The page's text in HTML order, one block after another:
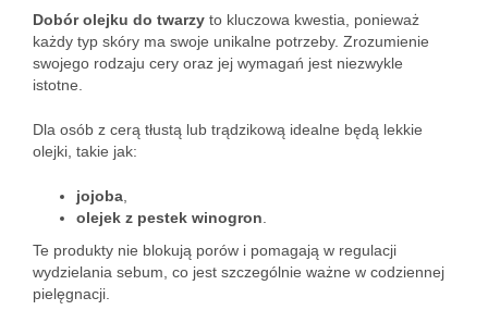
Dobór olejku do twarzy to kluczowa kwestia, ponieważ
każdy typ skóry ma swoje unikalne potrzeby. Zrozumienie
swojego rodzaju cery oraz jej wymagań jest niezwykle
istotne.
Dla osób z cerą tłustą lub trądzikową idealne będą lekkie
olejki, takie jak:
jojoba
olejek z pestek winogron
Te produkty nie blokują porów i pomagają w regulacji
wydzielania sebum, co jest szczególnie ważne w codziennej
pielęgnacji.